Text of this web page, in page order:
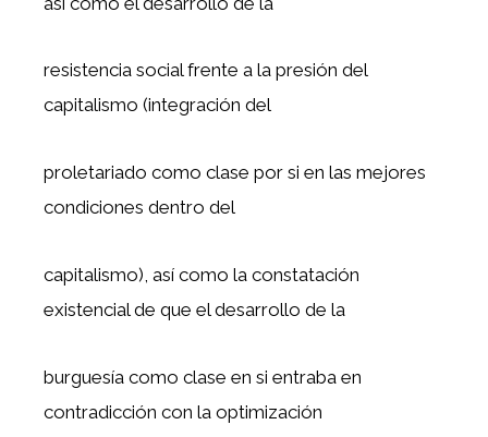
resistencia social frente a la presión del
capitalismo (integración del
proletariado como clase por si en las mejores
condiciones dentro del
capitalismo), así como la constatación
existencial de que el desarrollo de la
burguesía como clase en si entraba en
contradicción con la optimización